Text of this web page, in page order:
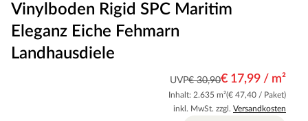
Vinylboden Rigid SPC Maritim
Eleganz Eiche Fehmarn
Landhausdiele
UVP€ 30,90€ 17,99 / m²
Inhalt: 2.635 m²(€ 47,40 / Paket)
inkl. MwSt. zzgl. Versandkosten